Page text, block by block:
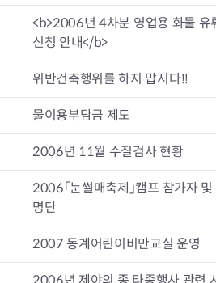
하도급부조리신고
공익신고
부패행위신고
행동강령위반신고
복지·보조금 부정신고
구민고객의 권리
청렴자료방
감사실시결과
구민감사참여
청소환경소식
쓰레기배출및수거
대형폐기물신청
재활용센터
정화조청소
환경오염현황
환경개선부담금
환경제도
석면건축물 DB
탄소중립 생활 실천 캠페인
보행환경 개선사업
<b>2006년 4차분 영업용 화물 유
신청 안내</b>
위반건축행위를 하지 맙시다!!
물이용부담금 제도
2006년 11월 수질검사 현황
2006「눈썰매축제」캠프 참가자
명단
2007 동계어린이비만교실 운영